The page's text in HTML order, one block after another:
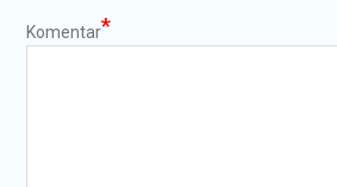
Komentar*